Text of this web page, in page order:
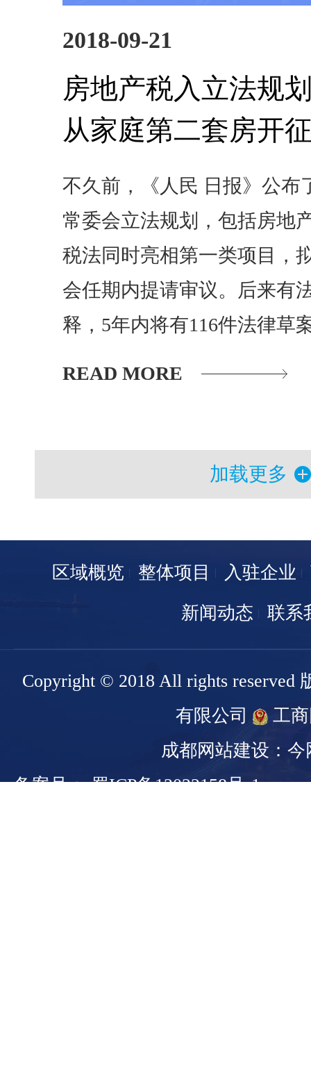
2018-09-21
房地产税入立法规
从家庭第二套房开
不久前，《人民 日报》公布
常委会立法规划，包括房地
税法同时亮相第一类项目，
会任期内提请审议。后来有
释，5年内将有116件法律草
READ MORE
加载更多
区域概览 整体项目 入驻企业
新闻动态
联系
Copyright © 2018 All rights reserved
有限公司
工
成都网站建设：今
备案号： 蜀ICP备13022158号-1